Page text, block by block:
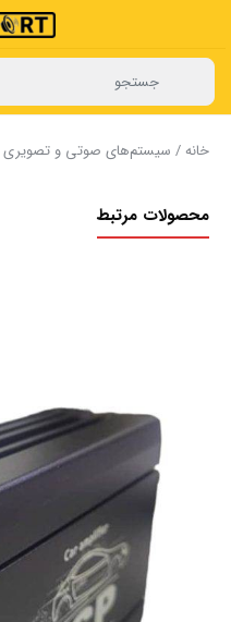
خانه/ سیستم‌های صوتی و تصویری
محصولات مرتبط